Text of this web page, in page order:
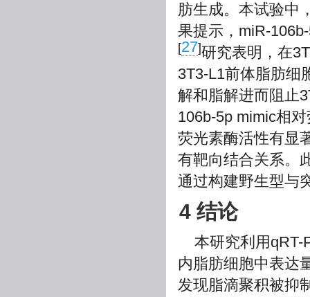
肪生成。本试验中
果提示，miR-
[27]研究表明，在
3T3-L1前体脂肪细
解和脂解进而阻止
106b-5p mimic相
荧光素酶活性有显
有靶向结合关系。
通过构建野生型与
4 结论
本研究利用qRT-
内脂肪细胞中表达
发现脂滴聚积被抑